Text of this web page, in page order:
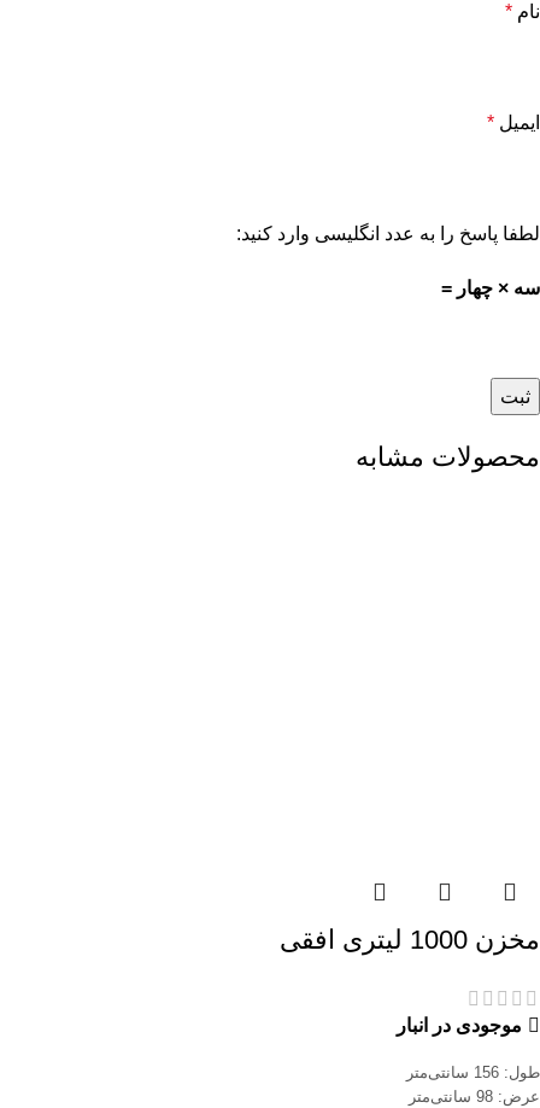
نام *
ایمیل *
لطفا پاسخ را به عدد انگلیسی وارد کنید:
سه × چهار =
محصولات مشابه
مخزن 1000 لیتری افقی
موجودی در انبار
طول: 156 سانتی‌متر
عرض: 98 سانتی‌متر